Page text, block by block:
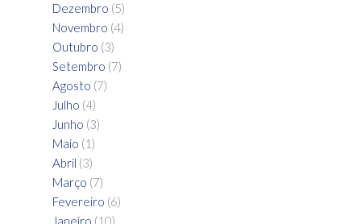
Dezembro (5)
Novembro (4)
Outubro (3)
Setembro (7)
Agosto (7)
Julho (4)
Junho (3)
Maio (1)
Abril (3)
Março (7)
Fevereiro (6)
Janeiro (10)